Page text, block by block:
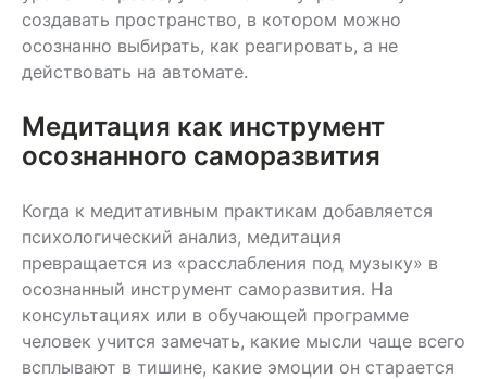
создавать пространство, в котором можно
осознанно выбирать, как реагировать, а не
действовать на автомате.
Медитация как инструмент
осознанного саморазвития
Когда к медитативным практикам добавляется
психологический анализ, медитация
превращается из «расслабления под музыку» в
осознанный инструмент саморазвития. На
консультациях или в обучающей программе
человек учится замечать, какие мысли чаще всего
всплывают в тишине, какие эмоции он старается